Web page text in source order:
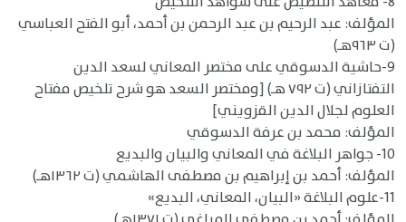
المؤلف: عبد الرحيم بن عبد الرحمن بن أحمد، أبو الفتح العباسي
(ت ٩٦٣هـ)
9-حاشية الدسوقي على مختصر المعاني لسعد الدين
التفتازاني (ت ٧٩٢ هـ) [ومختصر السعد هو شرح تلخيص مفتاح
العلوم لجلال الدين القزويني]
المؤلف: محمد بن عرفة الدسوقي
10- جواهر البلاغة في المعاني والبيان والبديع
المؤلف: أحمد بن إبراهيم بن مصطفى الهاشمي (ت ١٣٦٢هـ)
11-علوم البلاغة «البيان، المعاني، البديع»